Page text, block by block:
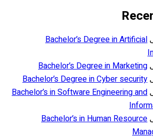
Bachelor’s Degree in Artificial
Bachelor’s Degree in Marketing
Bachelor’s Degree in Cyber security
Bachelor’s in Software Engineering and
Bachelor’s in Human Resource